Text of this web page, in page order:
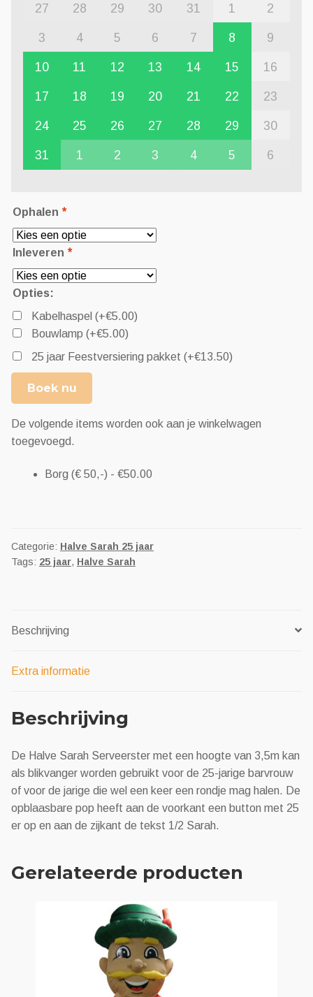
27 28 29 30 31 1 2
3 4 5 6 7 8 9
10 11 12 13 14 15 16
17 18 19 20 21 22 23
24 25 26 27 28 29 30
31 1 2 3 4 5 6
Ophalen *
Inleveren *
Opties:
Kabelhaspel(+€5.00)
Bouwlamp(+€5.00)
25 jaar Feestversiering pakket(+€13.50)
Boek nu
De volgende items worden ook aan je winkelwagen
toegevoegd.
Borg (€ 50,-) - €50.00
Categorie: Halve Sarah 25 jaar
Tags: 25 jaar, Halve Sarah
Beschrijving
Extra informatie
Beschrijving
De Halve Sarah Serveerster met een hoogte van 3,5m kan
als blikvanger worden gebruikt voor de 25-jarige barvrouw
of voor de jarige die wel een keer een rondje mag halen. De
opblaasbare pop heeft aan de voorkant een button met 25
er op en aan de zijkant de tekst 1/2 Sarah.
Gerelateerde producten